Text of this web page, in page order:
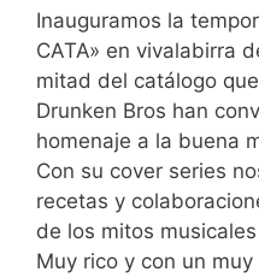
Inauguramos la
CATA» en vivalabirra
mitad del catálogo
Drunken Bros han
homenaje a la buena
Con su cover series
recetas y
de los mitos
Muy rico y con un